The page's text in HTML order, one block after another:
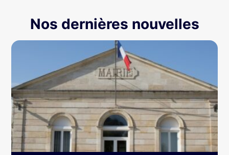
Nos dernières nouvelles